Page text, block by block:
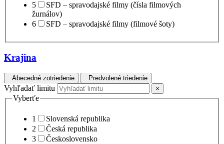
5
SFD – spravodajské filmy (čísla filmových
žurnálov)
6
SFD – spravodajské filmy (filmové šoty)
Krajina
Abecedné zotriedenie Predvolené triedenie
Vyhľadať limitu ×
Vyberťe
1
Slovenská republika
2
Česká republika
3
Československo